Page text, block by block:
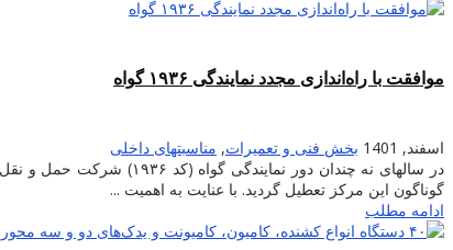
موافقت با راه‌اندازی مجدد نمایندگی ۱۹۳۶ گواه
اسفند, 1401 بخش فنی و تعمیرات, مناسبتهای داخلی
در سالهای نه چندان
گوناگون این مرکز تعطیل گردید. با عنایت به اهمیت ...
ادامه مطلب